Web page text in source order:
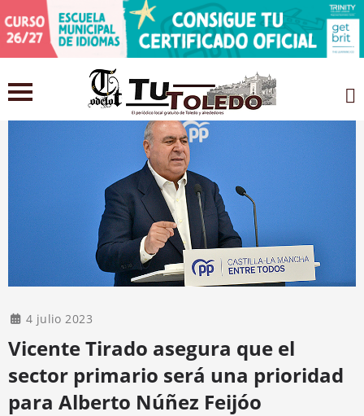
4 julio 2023
Vicente Tirado asegura que el
sector primario será una prioridad
para Alberto Núñez Feijóo